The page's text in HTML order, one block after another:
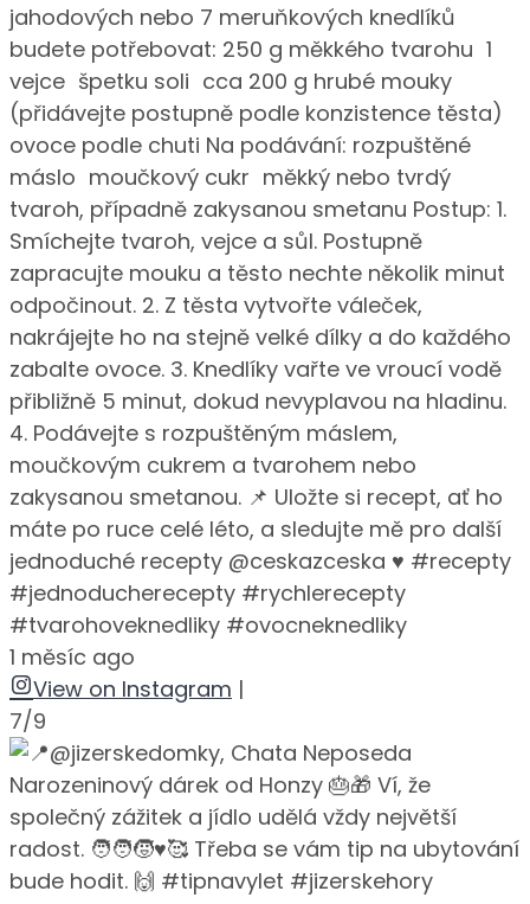
jahodových nebo 7 meruňkových knedlíků
budete potřebovat: 250 g měkkého tvarohu 1
vejce špetku soli cca 200 g hrubé mouky
(přidávejte postupně podle konzistence těsta)
ovoce podle chuti Na podávání: rozpuštěné
máslo moučkový cukr měkký nebo tvrdý
tvaroh, případně zakysanou smetanu Postup: 1.
Smíchejte tvaroh, vejce a sůl. Postupně
zapracujte mouku a těsto nechte několik minut
odpočinout. 2. Z těsta vytvořte váleček,
nakrájejte ho na stejně velké dílky a do každého
zabalte ovoce. 3. Knedlíky vařte ve vroucí vodě
přibližně 5 minut, dokud nevyplavou na hladinu.
4. Podávejte s rozpuštěným máslem,
moučkovým cukrem a tvarohem nebo
zakysanou smetanou. 📌 Uložte si recept, ať ho
máte po ruce celé léto, a sledujte mě pro další
jednoduché recepty @ceskazceska ♥️ #recepty
#jednoducherecepty #rychlerecepty
#tvarohoveknedliky #ovocneknedliky
1 měsíc ago
View on Instagram |
7/9